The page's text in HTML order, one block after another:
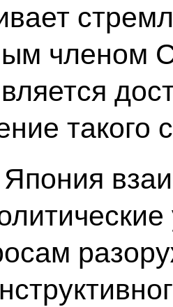
членом
такого